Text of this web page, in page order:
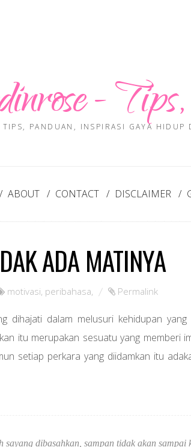
-
TIPS, PANDUAN, INSPIRASI GAYA
ABOUT CONTACT DISCLAIMER
ADA MATINYA
motivasi, peribahasa, Permalink
dihajati dalam melusuri kehidupan yang
itu merupakan sesuatu yang memberi
setiap perkara yang diidamkan itu
sayang dibasahkan, sampan tidak akan sampai